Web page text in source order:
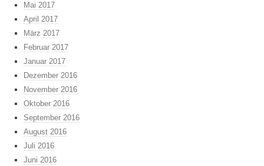
Mai 2017
April 2017
März 2017
Februar 2017
Januar 2017
Dezember 2016
November 2016
Oktober 2016
September 2016
August 2016
Juli 2016
Juni 2016